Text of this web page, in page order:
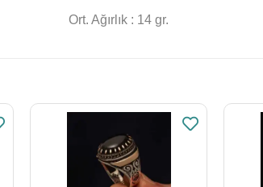
Ort. Ağırlık : 14 gr.